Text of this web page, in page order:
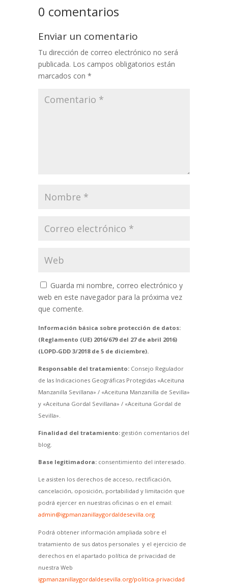
0 comentarios
Enviar un comentario
Tu dirección de correo electrónico no será
publicada. Los campos obligatorios están
marcados con *
Guarda mi nombre, correo electrónico y
web en este navegador para la próxima vez
que comente.
Información básica sobre protección de datos:
(Reglamento (UE) 2016/679 del 27 de abril 2016)
(LOPD-GDD 3/2018 de 5 de diciembre).
Responsable del tratamiento:Consejo Regulador
de las Indicaciones Geográficas Protegidas «Aceituna
Manzanilla Sevillana» / «Aceituna Manzanilla de Sevilla»
y «Aceituna Gordal Sevillana» / «Aceituna Gordal de
Sevilla».
Finalidad del tratamiento:gestión comentarios del
blog.
Base legitimadora:consentimiento del interesado.
Le asisten los derechos de acceso, rectificación,
cancelación, oposición, portabilidad y limitación que
podrá ejercer en nuestras oficinas o en el email:
admin@igpmanzanillaygordaldesevilla.org
Podrá obtener información ampliada sobre el
tratamiento de sus datos personales y el ejercicio de
derechos en el apartado política de privacidad de
nuestra Web
igpmanzanillaygordaldesevilla.org/politica-privacidad